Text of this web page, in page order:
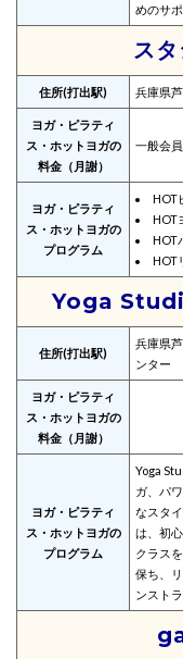
めのサ
ス
住所(打出駅) 兵庫県
ヨガ・ピラティ
ス・ホットヨガの
料金（月謝）
一般会
ヨガ・ピラティ
ス・ホットヨガの
プログラム
HOT
HOT
HOT
HOT
Yoga
住所(打出駅)
兵庫県
ンター
ヨガ・ピラティ
ス・ホットヨガの
料金（月謝）
ヨガ・ピラティ
ス・ホットヨガの
プログラム
Yoga
ガ、パ
なスタ
は、初
クラス
保ち、
ンスト